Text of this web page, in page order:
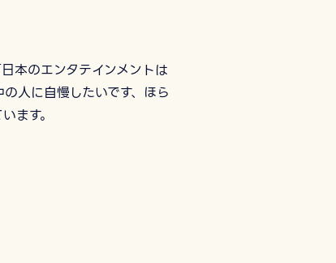
本のエンタテインメントは
人に自慢したいです、ほら
ます。